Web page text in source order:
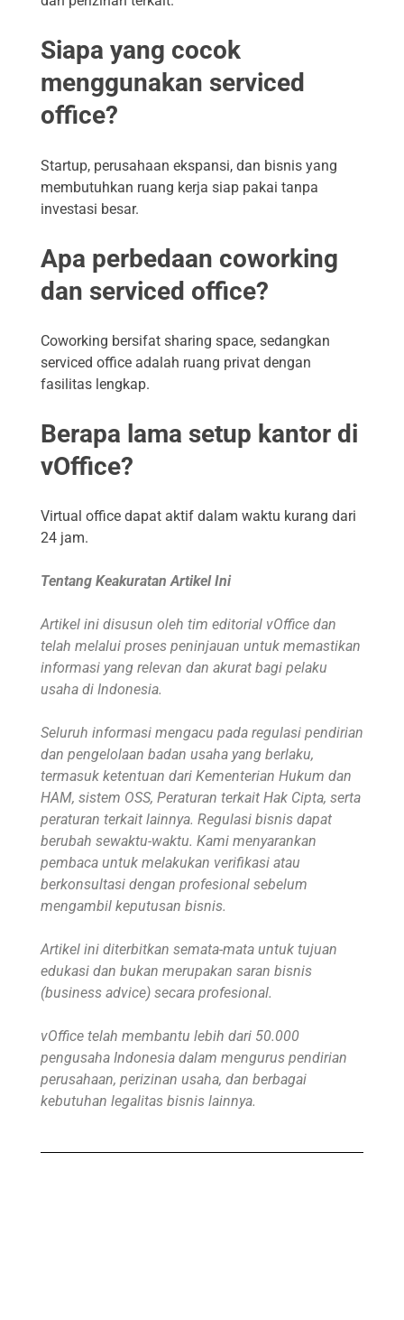
Siapa yang cocok
menggunakan serviced
office?
Startup, perusahaan ekspansi, dan bisnis yang
membutuhkan ruang kerja siap pakai tanpa
investasi besar.
Apa perbedaan coworking
dan serviced office?
Coworking bersifat sharing space, sedangkan
serviced office adalah ruang privat dengan
fasilitas lengkap.
Berapa lama setup kantor di
vOffice?
Virtual office dapat aktif dalam waktu kurang dari
24 jam.
Tentang Keakuratan Artikel Ini
Artikel ini disusun oleh tim editorial vOffice dan
telah melalui proses peninjauan untuk memastikan
informasi yang relevan dan akurat bagi pelaku
usaha di Indonesia.
Seluruh informasi mengacu pada regulasi pendirian
dan pengelolaan badan usaha yang berlaku,
termasuk ketentuan dari Kementerian Hukum dan
HAM, sistem OSS, Peraturan terkait Hak Cipta, serta
peraturan terkait lainnya. Regulasi bisnis dapat
berubah sewaktu-waktu. Kami menyarankan
pembaca untuk melakukan verifikasi atau
berkonsultasi dengan profesional sebelum
mengambil keputusan bisnis.
Artikel ini diterbitkan semata-mata untuk tujuan
edukasi dan bukan merupakan saran bisnis
(business advice) secara profesional.
vOffice telah membantu lebih dari 50.000
pengusaha Indonesia dalam mengurus pendirian
perusahaan, perizinan usaha, dan berbagai
kebutuhan legalitas bisnis lainnya.